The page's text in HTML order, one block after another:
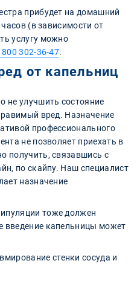
прибудет на домашний
(в зависимости от
услугу можно
800 302-36-47.
от капельниц
не улучшить состояние
вред. Назначение
профессионального
не позволяет приехать в
получить, связавшись с
по скайпу. Наш специалист
назначение
тоже должен
введение капельницы может
стенки сосуда и